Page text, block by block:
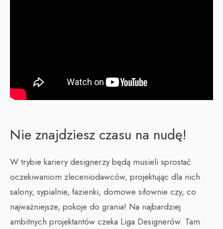
Nie znajdziesz czasu na nudę!
W trybie kariery designerzy będą musieli sprostać
oczekiwaniom zleceniodawców, projektując dla nich
salony, sypialnie, łazienki, domowe siłownie czy, co
najważniejsze, pokoje do grania! Na najbardziej
ambitnych projektantów czeka Liga Designerów. Tam